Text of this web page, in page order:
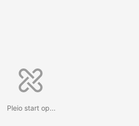
Pleio start op...